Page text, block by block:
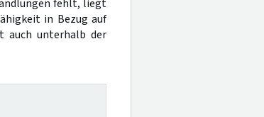
fehlt, liegt
in Bezug auf
auch unterhalb der